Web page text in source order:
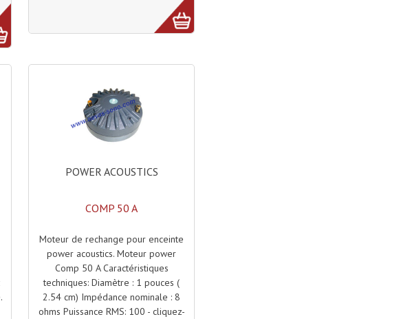
POWER ACOUSTICS
COMP 50 A
Moteur de rechange pour enceinte
power acoustics. Moteur power
Comp 50 A Caractéristiques
techniques: Diamètre : 1 pouces (
2.54 cm) Impédance nominale : 8
ohms Puissance RMS: 100 - cliquez-